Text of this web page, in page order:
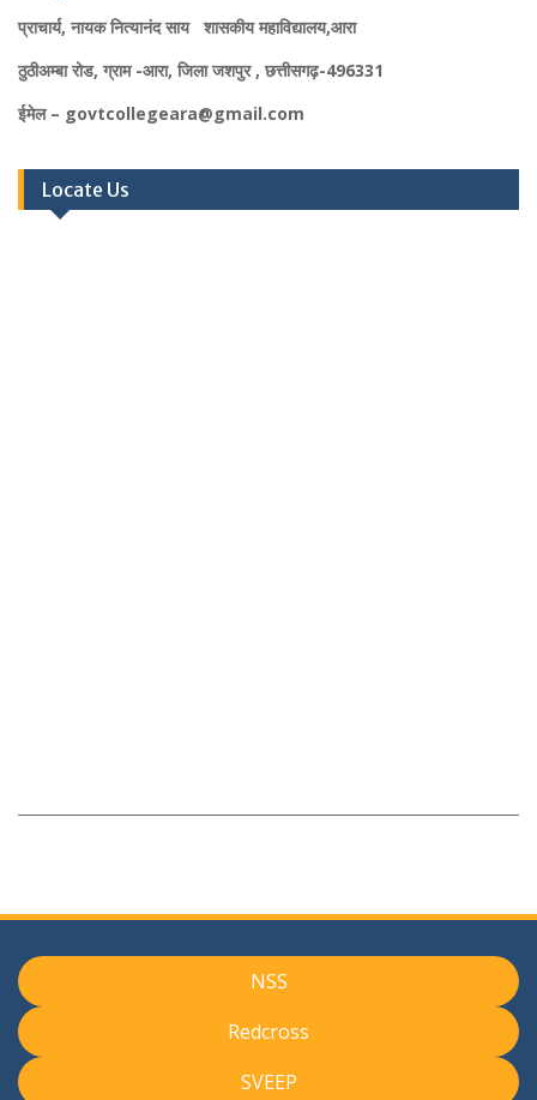
प्राचार्य, नायक नित्यानंद साय शासकीय महाविद्यालय,आरा
ठुठीअम्बा रोड, ग्राम -आरा, जिला जशपुर , छत्तीसगढ़-496331
ईमेल – govtcollegeara@gmail.com
Locate Us
NSS
Redcross
SVEEP